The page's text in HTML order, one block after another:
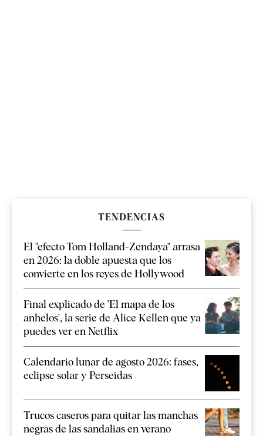
TENDENCIAS
El "efecto Tom Holland-Zendaya" arrasa
en 2026: la doble apuesta que los
convierte en los reyes de Hollywood
Final explicado de 'El mapa de los
anhelos', la serie de Alice Kellen que ya
puedes ver en Netflix
Calendario lunar de agosto 2026: fases,
eclipse solar y Perseidas
Trucos caseros para quitar las manchas
negras de las sandalias en verano